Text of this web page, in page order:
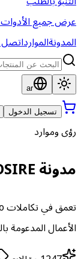
عرض جميع الأدوات
المدونةالموارداتصل
ar
تسجيل الدخول
رؤى وموارد
مدونة ECOSIRE
الأعمال المدعومة